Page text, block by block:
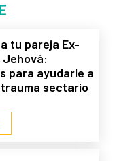
tu pareja Ex-
Jehová:
para ayudarle a
sectario